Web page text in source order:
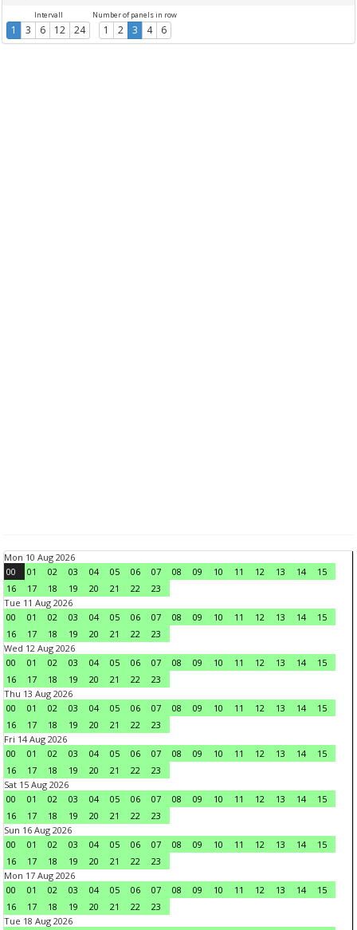
Intervall
1 3 6 12 24
Number of panels in row
1 2 3 4 6
Mon 10 Aug 2026
00
01 02 03 04 05 06 07 08 09 10 11 12 13 14
15
16
17 18 19 20 21 22
23
Tue 11 Aug 2026
00
01 02 03 04 05 06 07 08 09 10 11 12 13 14
15
16
17 18 19 20 21 22
23
Wed 12 Aug 2026
00
01 02 03 04 05 06 07 08 09 10 11 12 13 14
15
16
17 18 19 20 21 22
23
Thu 13 Aug 2026
00
01 02 03 04 05 06 07 08 09 10 11 12 13 14
15
16
17 18 19 20 21 22
23
Fri 14 Aug 2026
00
01 02 03 04 05 06 07 08 09 10 11 12 13 14
15
16
17 18 19 20 21 22
23
Sat 15 Aug 2026
00
01 02 03 04 05 06 07 08 09 10 11 12 13 14
15
16
17 18 19 20 21 22
23
Sun 16 Aug 2026
00
01 02 03 04 05 06 07 08 09 10 11 12 13 14
15
16
17 18 19 20 21 22
23
Mon 17 Aug 2026
00
01 02 03 04 05 06 07 08 09 10 11 12 13 14
15
16
17 18 19 20 21 22
23
Tue 18 Aug 2026